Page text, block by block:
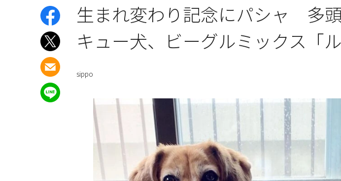
生まれ変わり記念にパシャ 多
キュー犬、ビーグルミックス「ル
sippo